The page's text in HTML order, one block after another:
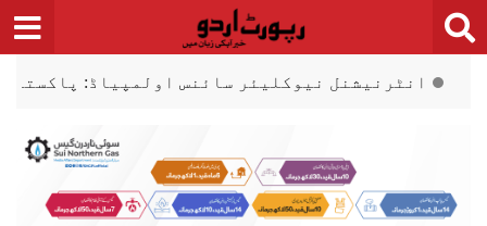
Skip
to
نے ایک طلائی، دو چاندی کے تمغے جیت لیے